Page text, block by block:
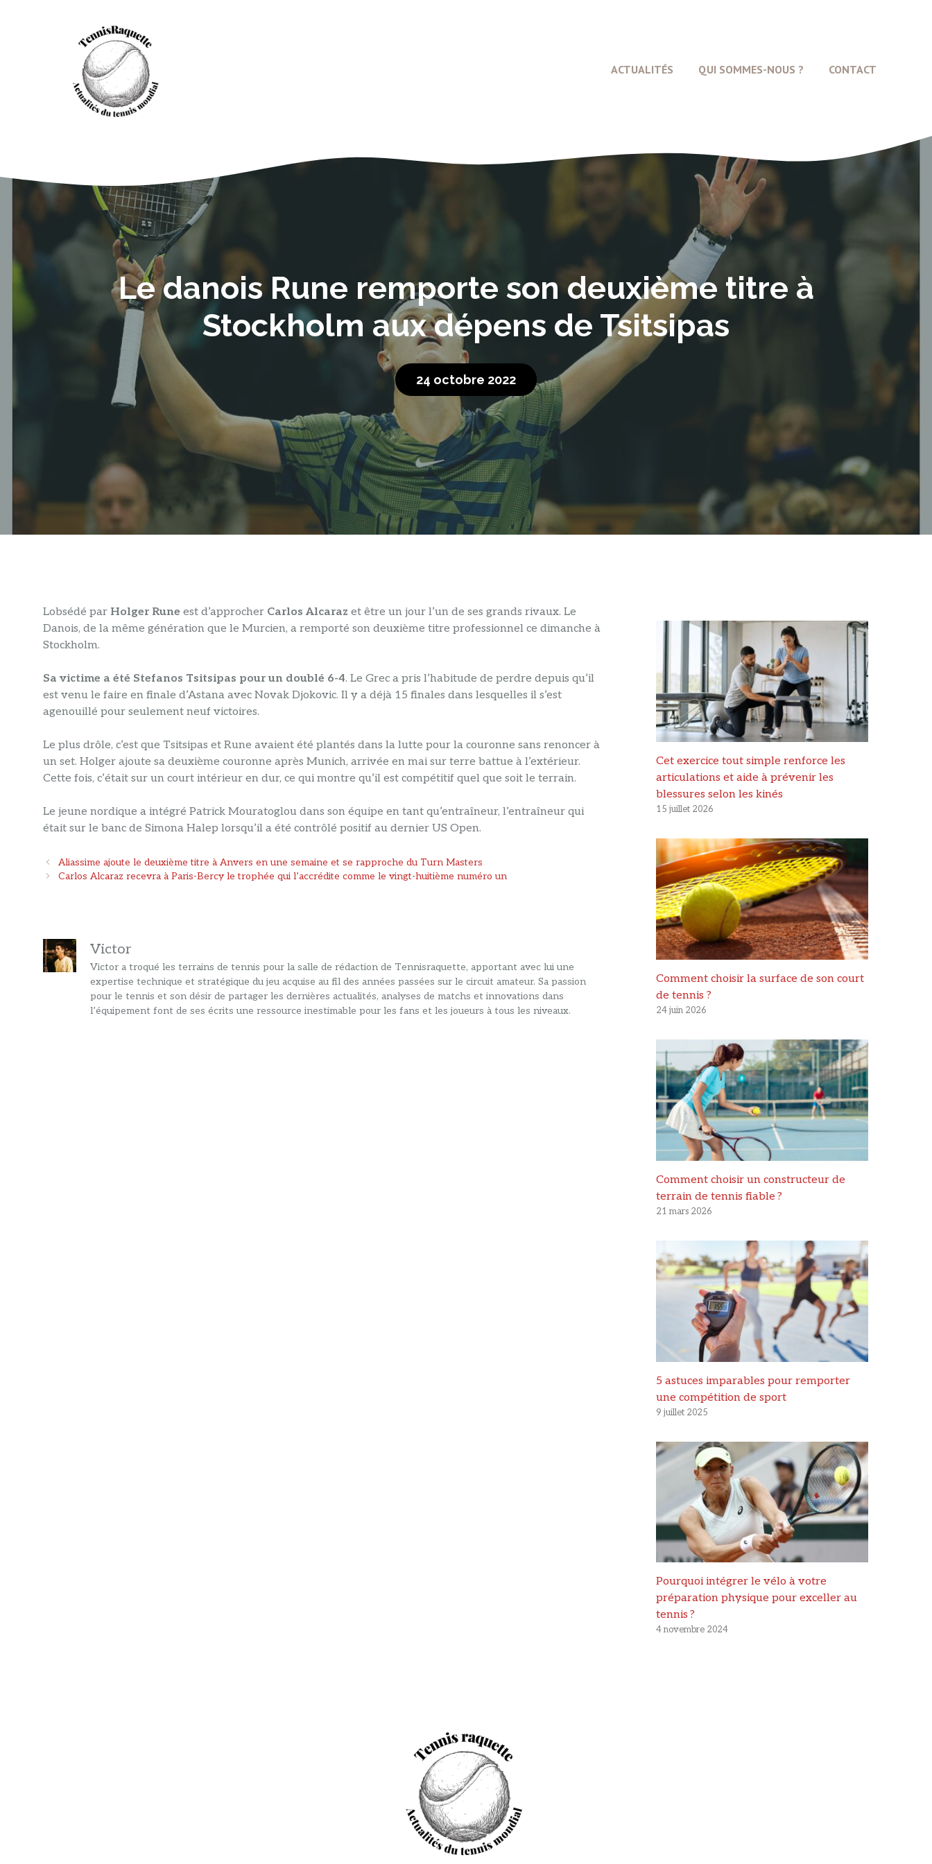
ACTUALITÉS QUI SOMMES-NOUS ? CONTACT
Le danois Rune remporte son deuxième titre à
Stockholm aux dépens de Tsitsipas
24 octobre 2022
Lobsédé par Holger Rune est d’approcher Carlos Alcaraz et être un jour l’un de ses grands rivaux. Le
Danois, de la même génération que le Murcien, a remporté son deuxième titre professionnel ce dimanche à
Stockholm.
Sa victime a été Stefanos Tsitsipas pour un doublé 6-4. Le Grec a pris l’habitude de perdre depuis qu’il
est venu le faire en finale d’Astana avec Novak Djokovic. Il y a déjà 15 finales dans lesquelles il s’est
agenouillé pour seulement neuf victoires.
Le plus drôle, c’est que Tsitsipas et Rune avaient été plantés dans la lutte pour la couronne sans renoncer à
un set. Holger ajoute sa deuxième couronne après Munich, arrivée en mai sur terre battue à l’extérieur.
Cette fois, c’était sur un court intérieur en dur, ce qui montre qu’il est compétitif quel que soit le terrain.
Le jeune nordique a intégré Patrick Mouratoglou dans son équipe en tant qu’entraîneur, l’entraîneur qui
était sur le banc de Simona Halep lorsqu’il a été contrôlé positif au dernier US Open.
Navigation
des
Aliassime ajoute le deuxième titre à Anvers en une semaine et se rapproche du Turn Masters
Carlos Alcaraz recevra à Paris-Bercy le trophée qui l’accrédite comme le vingt-huitième numéro un
Victor
Victor a troqué les terrains de tennis pour la salle de rédaction de Tennisraquette, apportant avec lui une
expertise technique et stratégique du jeu acquise au fil des années passées sur le circuit amateur. Sa passion
pour le tennis et son désir de partager les dernières actualités, analyses de matchs et innovations dans
l’équipement font de ses écrits une ressource inestimable pour les fans et les joueurs à tous les niveaux.
Cet exercice tout simple renforce les
articulations et aide à prévenir les
blessures selon les kinés
15 juillet 2026
Comment choisir la surface de son court
de tennis ?
24 juin 2026
Comment choisir un constructeur de
terrain de tennis fiable ?
21 mars 2026
5 astuces imparables pour remporter
une compétition de sport
9 juillet 2025
Pourquoi intégrer le vélo à votre
préparation physique pour exceller au
tennis ?
4 novembre 2024